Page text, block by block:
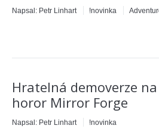
Napsal: Petr Linhart !novinka
Hratelná demoverze
horor Mirror Forge
Napsal: Petr Linhart !novinka